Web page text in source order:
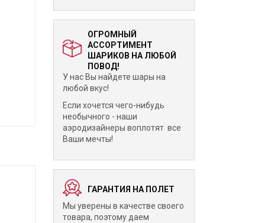
ОГРОМНЫЙ
АССОРТИМЕНТ
ШАРИКОВ НА ЛЮБОЙ
ПОВОД!
У нас Вы найдете шары на
любой вкус!
Если хочется чего-нибудь
необычного - наши
аэродизайнеры воплотят все
Ваши мечты!
ГАРАНТИЯ НА ПОЛЕТ
Мы уверены в качестве своего
товара, поэтому даем